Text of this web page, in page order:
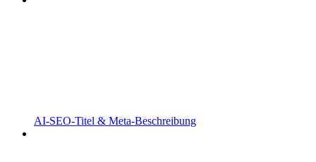
AI-SEO-Titel & Meta-Beschreibung